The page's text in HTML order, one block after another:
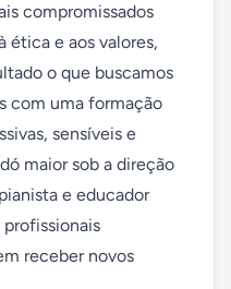
compromissados
ética e aos valores,
o que buscamos
com uma formação
sensíveis e
maior sob a direção
e educador
receber novos